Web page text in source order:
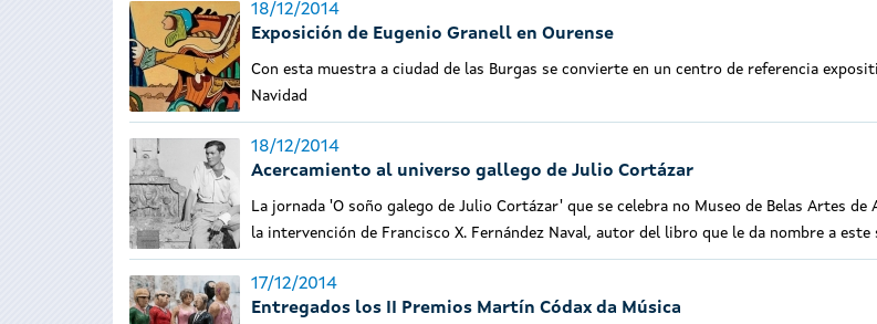
18/12/2014
Exposición de Eugenio Granell en Ourense
Con esta muestra a ciudad de las Burgas se convierte en un centro de referencia
Navidad
18/12/2014
Acercamiento al universo gallego de Julio Cortázar
La jornada 'O soño galego de Julio Cortázar' que se celebra no Museo de Belas Artes de
la intervención de Francisco X. Fernández Naval, autor del libro que le da nombre a este
17/12/2014
Entregados los II Premios Martín Códax da Música